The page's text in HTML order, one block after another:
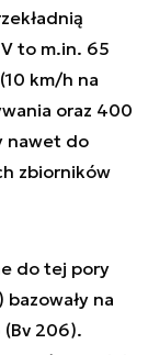
to m.in. 65
km/h na
oraz 400
nawet do
zbiorników
do tej pory
na
(Bv 206).